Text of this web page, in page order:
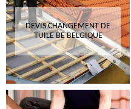
DEVIS CHANGEMENT DE
TUILE BE BELGIQUE